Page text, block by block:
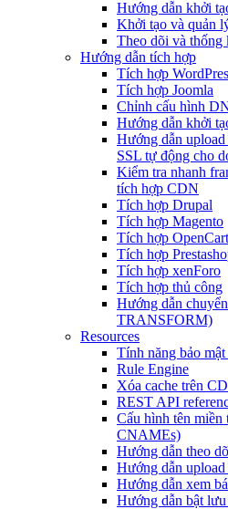
Hướng dẫn khởi
Khởi tạo và quản
Theo dõi và
Hướng dẫn tích hợp
Tích hợp
Tích hợp Joomla
Chỉnh cấu hình
Hướng dẫn khởi
Hướng dẫn
SSL tự động cho
Kiểm tra nhanh
tích hợp CDN
Tích hợp Drupal
Tích hợp Magento
Tích hợp OpenCart
Tích hợp
Tích hợp xenForo
Tích hợp thủ công
Hướng dẫn
TRANSFORM)
Resources
Tính năng bảo
Rule Engine
Xóa cache trên
REST API
Cấu hình tên
CNAMEs)
Hướng dẫn theo
Hướng dẫn
Hướng dẫn xem
Hướng dẫn bật